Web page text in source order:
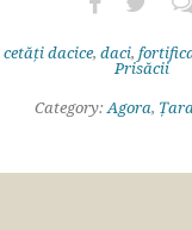
cetăți dacice, daci,
Prisăcii
Category:Agora,